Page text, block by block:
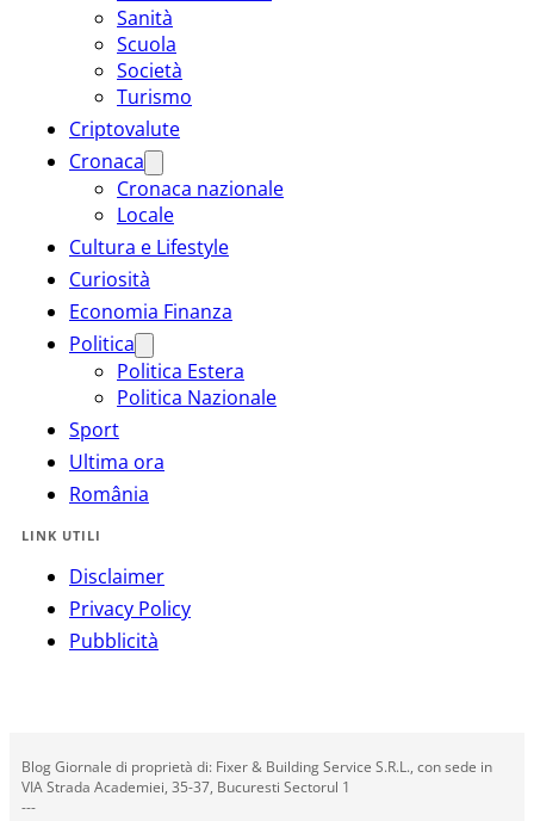
Sanità
Scuola
Società
Turismo
Criptovalute
Cronaca
Cronaca nazionale
Locale
Cultura e Lifestyle
Curiosità
Economia Finanza
Politica
Politica Estera
Politica Nazionale
Sport
Ultima ora
România
LINK UTILI
Disclaimer
Privacy Policy
Pubblicità
Blog Giornale di proprietà di: Fixer & Building Service S.R.L., con sede in
VIA Strada Academiei, 35-37, Bucuresti Sectorul 1
---